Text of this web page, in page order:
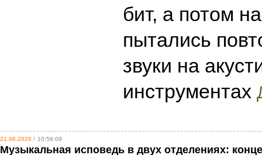
бит, а потом
пытались
звуки на
инструментах
21.06.2026 / 10:58:09
Музыкальная исповедь в двух отделениях: